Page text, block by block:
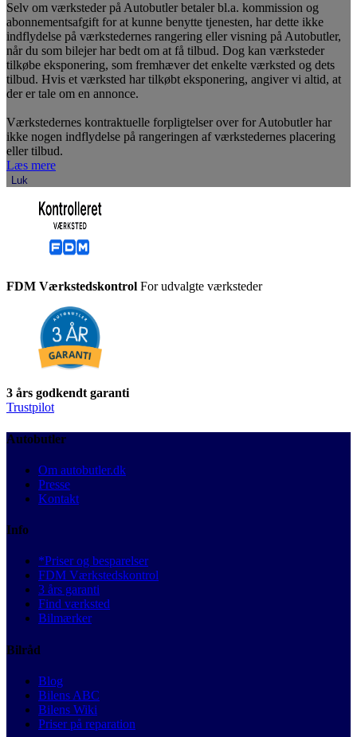
Selv om værksteder på Autobutler betaler bl.a. kommission og
abonnementsafgift for at kunne benytte tjenesten, har dette ikke
indflydelse på værkstedernes rangering eller visning på Autobutler,
når du som bilejer har bedt om at få tilbud. Dog kan værksteder
tilkøbe eksponering, som fremhæver det enkelte værksted og dets
tilbud. Hvis et værksted har tilkøbt eksponering, angiver vi altid, at
der er tale om en annonce.
Værkstedernes kontraktuelle forpligtelser over for Autobutler har
ikke nogen indflydelse på rangeringen af værkstedernes placering
eller tilbud.
Læs mere
Luk
FDM Værkstedskontrol For udvalgte værksteder
3 års godkendt garanti
Trustpilot
Autobutler
Om autobutler.dk
Presse
Kontakt
Info
*Priser og besparelser
FDM Værkstedskontrol
3 års garanti
Find værksted
Bilmærker
Bilråd
Blog
Bilens ABC
Bilens Wiki
Priser på reparation